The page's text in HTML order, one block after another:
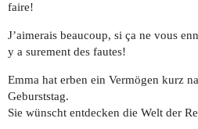
faire!
J’aimerais beaucoup, si ça ne vous
y a surement des fautes!
Emma hat erben ein Vermögen kurz
Geburststag.
Sie wünscht entdecken die Welt der